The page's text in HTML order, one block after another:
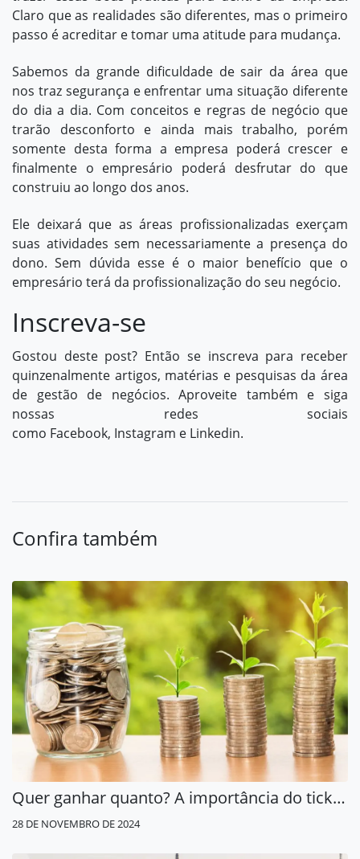
Claro que as realidades são diferentes, mas o primeiro
passo é acreditar e tomar uma atitude para mudança.
Sabemos da grande dificuldade de sair da área que
nos traz segurança e enfrentar uma situação diferente
do dia a dia. Com conceitos e regras de negócio que
trarão desconforto e ainda mais trabalho, porém
somente desta forma a empresa poderá crescer e
finalmente o empresário poderá desfrutar do que
construiu ao longo dos anos.
Ele deixará que as áreas profissionalizadas exerçam
suas atividades sem necessariamente a presença do
dono. Sem dúvida esse é o maior benefício que o
empresário terá da profissionalização do seu negócio.
Inscreva-se
Gostou deste post? Então se inscreva para receber
quinzenalmente artigos, matérias e pesquisas da área
de gestão de negócios. Aproveite também e siga
nossas redes sociais
como Facebook, Instagram e Linkedin.
Confira também
Quer ganhar quanto? A importância do ticket médio para o crescimento estratégico das empresas
28 DE NOVEMBRO DE 2024